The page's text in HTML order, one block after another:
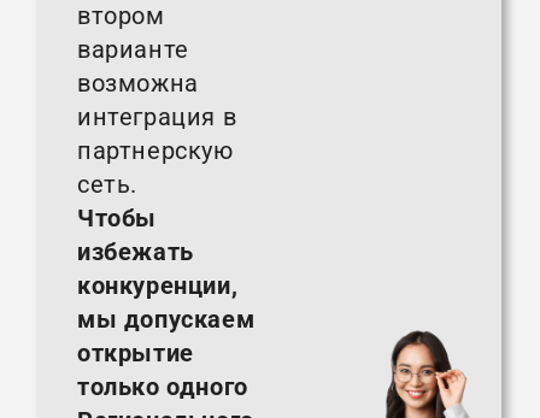
втором
варианте
возможна
интеграция в
партнерскую
сеть.
Чтобы
избежать
конкуренции,
мы допускаем
открытие
только одного